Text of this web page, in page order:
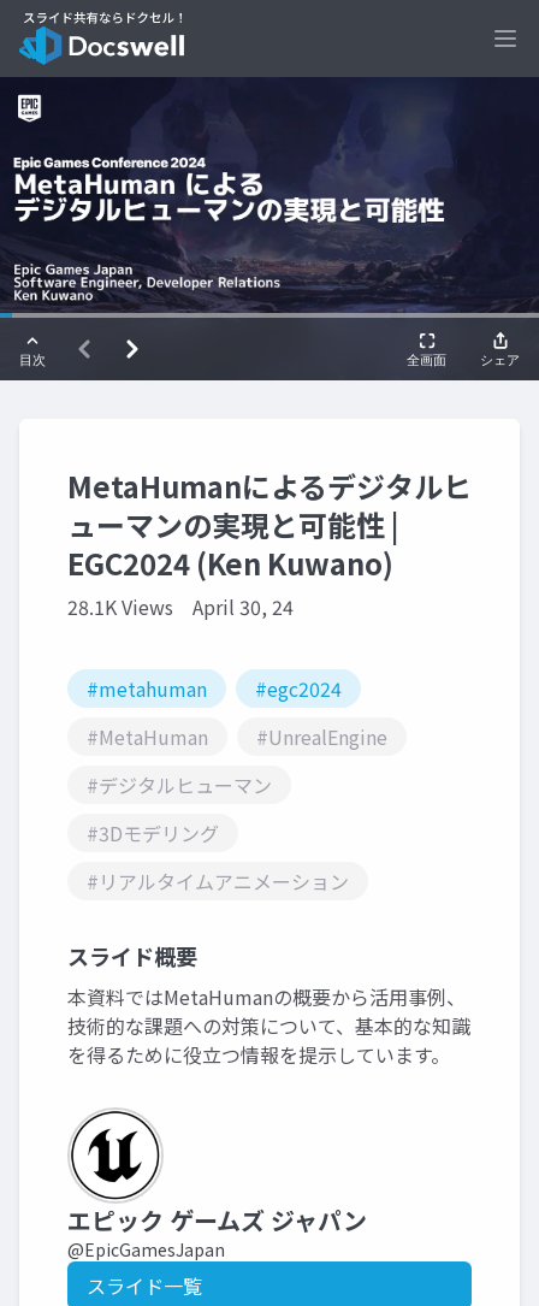
MetaHumanによるデジタルヒ
ューマンの実現と可能性 |
EGC2024 (Ken Kuwano)
28.1K Views April 30, 24
#metahuman
#egc2024
#MetaHuman
#UnrealEngine
#デジタルヒューマン
#3Dモデリング
#リアルタイムアニメーション
スライド概要
本資料ではMetaHumanの概要から活用事例、
技術的な課題への対策について、基本的な知識
を得るために役立つ情報を提示しています。
エピック ゲームズ ジャパン
@EpicGamesJapan
スライド一覧